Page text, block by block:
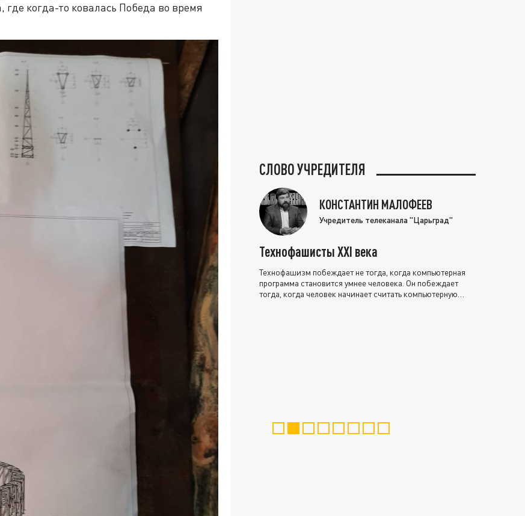
когда-то ковалась Победа во время
СЛОВО УЧРЕДИТЕЛЯ
КОНСТАНТИН МАЛОФЕЕВ
Учредитель телеканала "Царьград"
Технофашисты XXI века
Технофашизм побеждает не тогда, когда компьютерная
программа становится умнее человека. Он побеждает
тогда, когда человек начинает считать компьютерную